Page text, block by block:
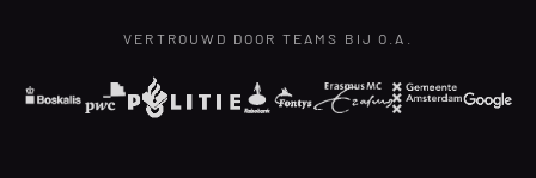
VERTROUWD DOOR TEAMS BIJ O.A.